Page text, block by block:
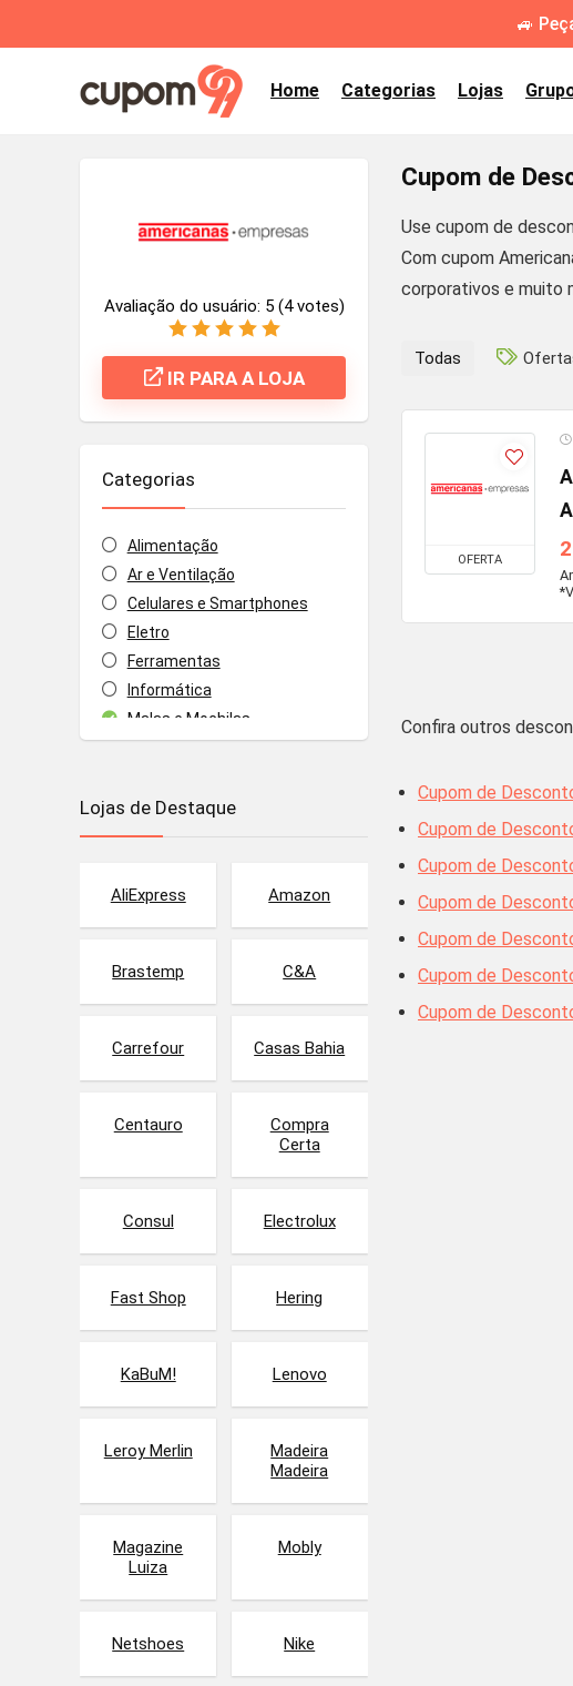
🚙
Home Categorias Lojas
Cupom de
Use cupom de
Com cupom
corporativos e muito
Avaliação do usuário: 5 (4votes)
IR PARA A LOJA
Categorias
Alimentação
Ar e Ventilação
Celulares e Smartphones
Eletro
Ferramentas
Informática
Malas e Mochilas
Papelaria
Todas as categorias
Todas
OFERTA
Confira outros
Cupom de
Cupom de
Cupom de
Cupom de
Cupom de
Cupom de
Cupom de
Lojas de Destaque
AliExpress Amazon
Brastemp C&A
Carrefour Casas Bahia
Centauro
Compra
Certa
Consul Electrolux
Fast Shop Hering
KaBuM! Lenovo
Leroy Merlin
Madeira
Madeira
Magazine
Luiza
Mobly
Netshoes Nike